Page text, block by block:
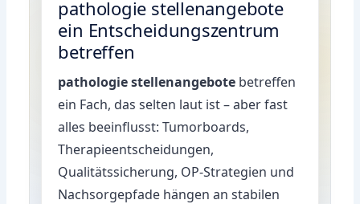
pathologie stellenangebote
ein Entscheidungszentrum
betreffen
pathologie stellenangebote betreffen
ein Fach, das selten laut ist – aber fast
alles beeinflusst: Tumorboards,
Therapieentscheidungen,
Qualitätssicherung, OP-Strategien und
Nachsorgepfade hängen an stabilen